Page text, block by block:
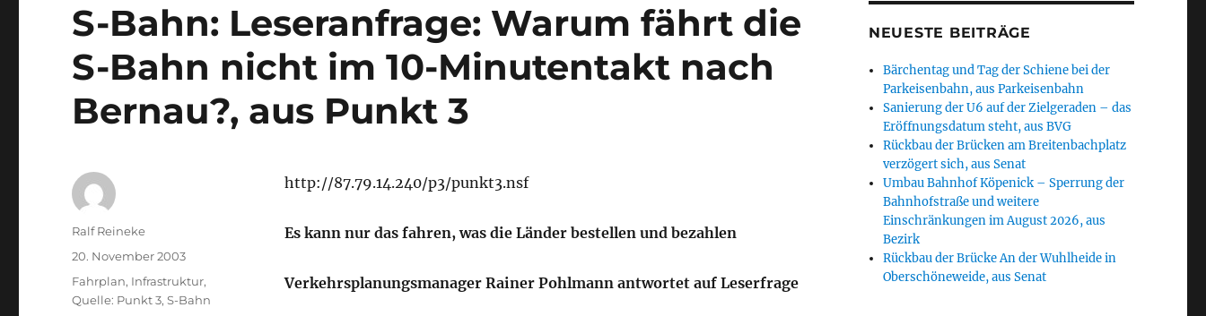
S-Bahn: Leseranfrage: Warum fährt die
S-Bahn nicht im 10-Minutentakt nach
Bernau?, aus Punkt 3
http://87.79.14.240/p3/punkt3.nsf
Es kann nur das fahren, was die Länder bestellen und bezahlen
Verkehrsplanungsmanager Rainer Pohlmann antwortet auf Leserfrage
Autor
Ralf Reineke
Veröffentlicht
am
20. November 2003
Kategorien
Fahrplan, Infrastruktur,
Quelle: Punkt 3,S-Bahn
NEUESTE BEITRÄGE
Bärchentag und Tag der Schiene bei der
Parkeisenbahn, aus Parkeisenbahn
Sanierung der U6 auf der Zielgeraden – das
Eröffnungsdatum steht, aus BVG
Rückbau der Brücken am Breitenbachplatz
verzögert sich, aus Senat
Umbau Bahnhof Köpenick – Sperrung der
Bahnhofstraße und weitere
Einschränkungen im August 2026, aus
Bezirk
Rückbau der Brücke An der Wuhlheide in
Oberschöneweide, aus Senat